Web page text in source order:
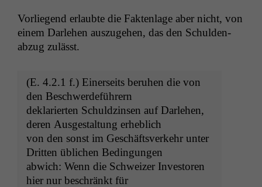
Vor­liegend erlaubte die Fak­ten­lage aber nicht, von
einem Dar­lehen auszuge­hen, das den Schulden­
abzug zulässt.
(E. 4.2.1 f.) Ein­er­seits beruhen die von
den Beschwerdeführern
deklar­i­erten Schuldzin­sen auf Dar­lehen,
deren Aus­gestal­tung erheblich
von den son­st im Geschäftsverkehr unter
Drit­ten üblichen Bedingungen
abwich: Wenn die Schweiz­er Inve­storen
hier nur beschränkt für